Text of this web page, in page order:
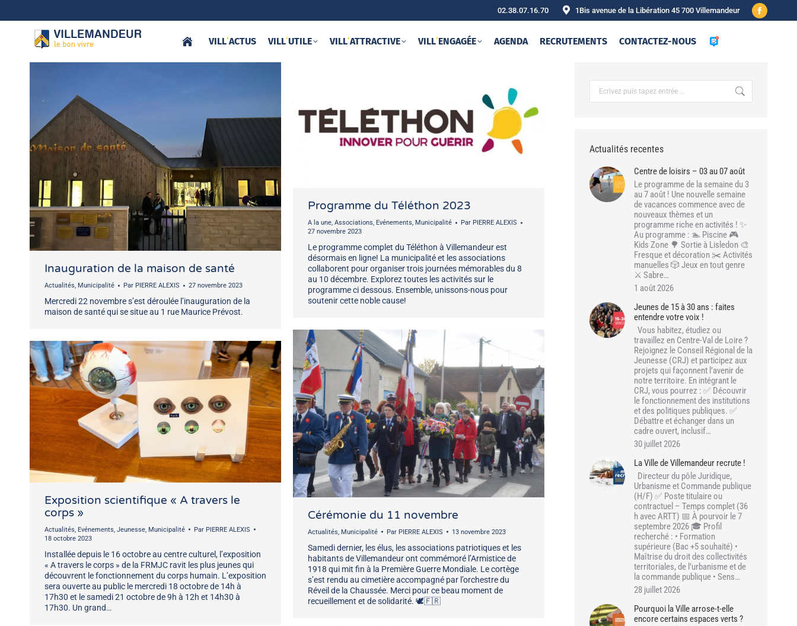
02.38.07.16.70 1Bis avenue de la Libération 45 700 Villemandeur
Facebook
VILL‘ACTUS VILL‘UTILE VILL‘ATTRACTIVE VILL‘ENGAGÉE AGENDA RECRUTEMENTS CONTACTEZ-NOUS
Inauguration de la maison de santé
Actualités, Municipalité Par PIERRE ALEXIS 27 novembre 2023
Mercredi 22 novembre s’est déroulée l’inauguration de la
maison de santé qui se situe au 1 rue Maurice Prévost.
Programme du Téléthon 2023
A la une, Associations, Evénements, Municipalité Par PIERRE ALEXIS
27 novembre 2023
Le programme complet du Téléthon à Villemandeur est
désormais en ligne! La municipalité et les associations
collaborent pour organiser trois journées mémorables du 8
au 10 décembre. Explorez toutes les activités sur le
programme ci dessous. Ensemble, unissons-nous pour
soutenir cette noble cause!
Cérémonie du 11 novembre
Actualités, Municipalité Par PIERRE ALEXIS 13 novembre 2023
Samedi dernier, les élus, les associations patriotiques et les
habitants de Villemandeur ont commémoré l’Armistice de
1918 qui mit fin à la Première Guerre Mondiale. Le cortège
s’est rendu au cimetière accompagné par l’orchestre du
Réveil de la Chaussée. Merci pour ce beau moment de
recueillement et de solidarité. 🕊️🇫🇷
Exposition scientifique « A travers le
corps »
Actualités, Evénements, Jeunesse, Municipalité Par PIERRE ALEXIS
18 octobre 2023
Installée depuis le 16 octobre au centre culturel, l’exposition
« A travers le corps » de la FRMJC ravit les plus jeunes qui
découvrent le fonctionnement du corps humain. L’exposition
sera ouverte au public le mercredi 18 octobre de 14h à
17h30 et le samedi 21 octobre de 9h à 12h et 14h30 à
17h30. Un grand…
Actualités recentes
Centre de loisirs – 03 au 07 août
Le programme de la semaine du 3
au 7 août ! Une nouvelle semaine
de vacances commence avec de
nouveaux thèmes et un
programme riche en activités ! ✨
Au programme : 🏊 Piscine 🎮
Kids Zone 🌳 Sortie à Lisledon 🎨
Fresque et décoration ✂️ Activités
manuelles 🎲 Jeux en tout genre
⚔️ Sabre…
1 août 2026
Jeunes de 15 à 30 ans : faites
entendre votre voix !
Vous habitez, étudiez ou
travaillez en Centre-Val de Loire ?
Rejoignez le Conseil Régional de la
Jeunesse (CRJ) et participez aux
projets qui façonnent l’avenir de
notre territoire. En intégrant le
CRJ, vous pourrez : ✅ Découvrir
le fonctionnement des institutions
et des politiques publiques. ✅
Débattre et échanger dans un
cadre ouvert, inclusif…
30 juillet 2026
La Ville de Villemandeur recrute !
Directeur du pôle Juridique,
Urbanisme et Commande publique
(H/F) ✅ Poste titulaire ou
contractuel – Temps complet (36
h avec ARTT) 📅 À pourvoir le 7
septembre 2026 🎓 Profil
recherché : • Formation
supérieure (Bac +5 souhaité) •
Maîtrise du droit des collectivités
territoriales, de l’urbanisme et de
la commande publique • Sens…
28 juillet 2026
Pourquoi la Ville arrose-t-elle
encore certains espaces verts ?